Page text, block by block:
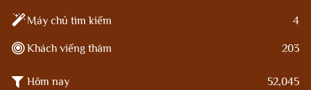
Máy chủ tìm kiếm 4
Khách viếng thăm 203
Hôm nay 52,045